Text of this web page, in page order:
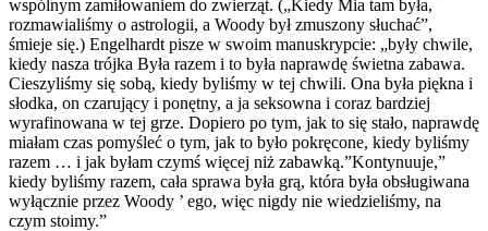
wspólnym zamiłowaniem do zwierząt. („Kiedy Mia tam była,
rozmawialiśmy o astrologii, a Woody był zmuszony słuchać”,
śmieje się.) Engelhardt pisze w swoim manuskrypcie: „były chwile,
kiedy nasza trójka Była razem i to była naprawdę świetna zabawa.
Cieszyliśmy się sobą, kiedy byliśmy w tej chwili. Ona była piękna i
słodka, on czarujący i ponętny, a ja seksowna i coraz bardziej
wyrafinowana w tej grze. Dopiero po tym, jak to się stało, naprawdę
miałam czas pomyśleć o tym, jak to było pokręcone, kiedy byliśmy
razem … i jak byłam czymś więcej niż zabawką.”Kontynuuje,”
kiedy byliśmy razem, cała sprawa była grą, która była obsługiwana
wyłącznie przez Woody ’ ego, więc nigdy nie wiedzieliśmy, na
czym stoimy.”